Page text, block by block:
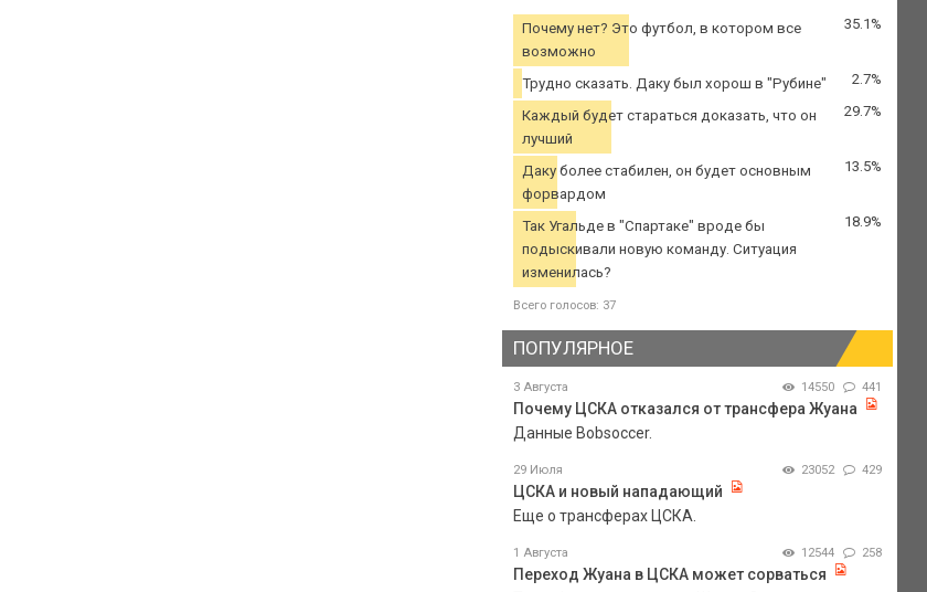
Почему нет? Это футбол, в котором все
возможно
35.1%
Трудно сказать. Даку был хорош в "Рубине" 2.7%
Каждый будет стараться доказать, что он
лучший
29.7%
Даку более стабилен, он будет основным
форвардом
13.5%
Так Угальде в "Спартаке" вроде бы
подыскивали новую команду. Ситуация
изменилась?
18.9%
Всего голосов: 37
ПОПУЛЯРНОЕ
3 Августа 14550 441
Почему ЦСКА отказался от трансфера Жуана
Данные Bobsoccer.
29 Июля 23052 429
ЦСКА и новый нападающий
Еще о трансферах ЦСКА.
1 Августа 12544 258
Переход Жуана в ЦСКА может сорваться